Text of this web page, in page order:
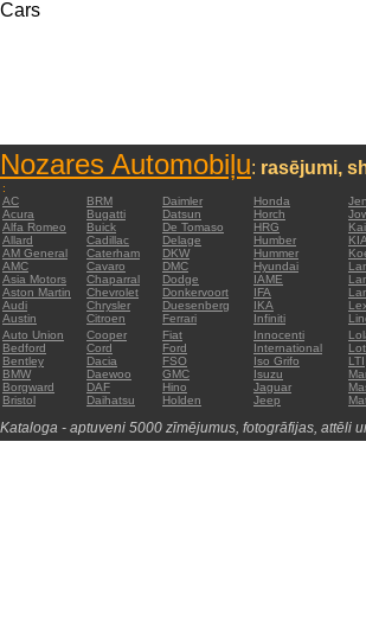
Cars
Nozares Automobiļu: rasējumi,
:
AC
BRM Daimler Honda
Acura
Bugatti Datsun Horch
Alfa Romeo
Buick De Tomaso HRG
Allard
Cadillac Delage Humber KIA
AM General
Caterham DKW Hummer
AMC
Cavaro DMC Hyundai
Asia Motors
Chaparral Dodge IAME
Aston Martin
Chevrolet Donkervoort IFA
Audi
Chrysler Duesenberg IKA
Austin
Citroen Ferrari Infiniti
Auto Union
Cooper Fiat Innocenti
Bedford
Cord Ford International
Bentley
Dacia FSO Iso Grifo LTI
BMW
Daewoo GMC Isuzu
Borgward
DAF Hino Jaguar
Bristol
Daihatsu Holden Jeep
Kataloga - aptuveni 5000 zīmējumus, fotogrāfijas, attēli